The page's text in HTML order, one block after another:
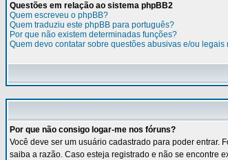
Questões em relação ao sistema phpBB2
Quem escreveu o phpBB?
Quem traduziu este phpBB para português?
Por que não existem determinadas funções?
Quem devo contatar sobre questões abusivas e/ou
Por que não consigo logar-me nos fóruns?
Você deve ser um usuário cadastrado para poder entrar.
saiba a razão. Caso esteja registrado e não se encontre